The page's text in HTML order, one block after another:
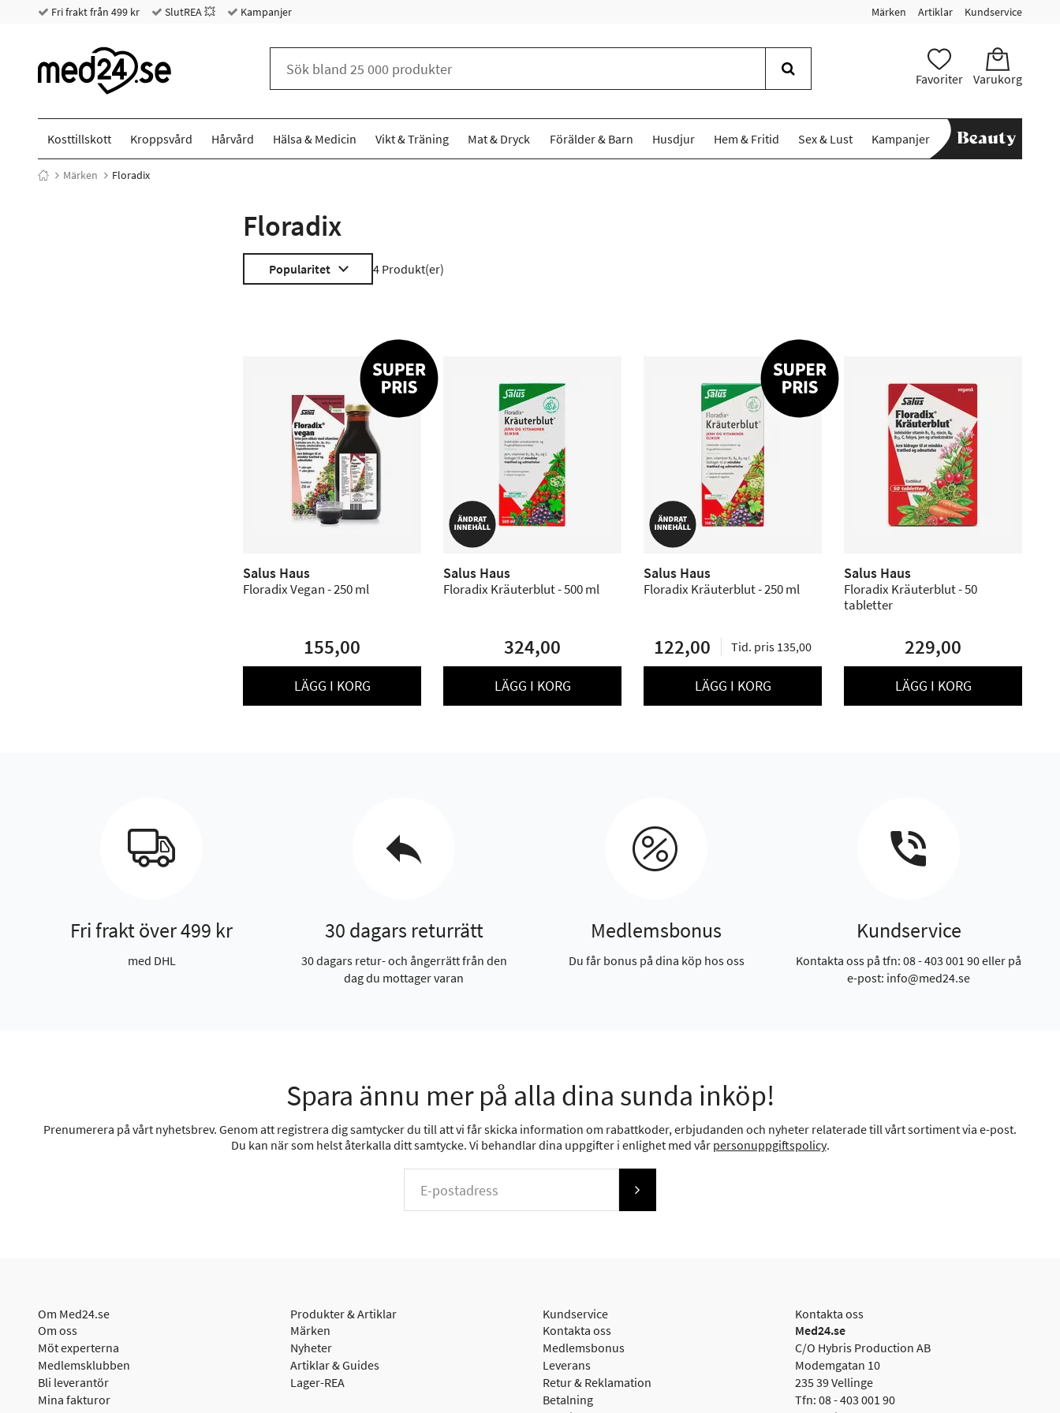
Fri frakt från 499 kr SlutREA 💥 Kampanjer Märken Artiklar Kundservice
Favoriter Varukorg
Kosttillskott Kroppsvård Hårvård Hälsa & Medicin Vikt & Träning Mat & Dryck Förälder & Barn Husdjur Hem & Fritid Sex & Lust Kampanjer
Märken Floradix
Floradix
Popularitet 4 Produkt(er)
Salus Haus
Floradix Vegan - 250 ml
155,00
LÄGG I KORG
Salus Haus
Floradix Kräuterblut - 500 ml
324,00
LÄGG I KORG
Salus Haus
Floradix Kräuterblut - 250 ml
122,00 Tid. pris 135,00
LÄGG I KORG
Salus Haus
Floradix Kräuterblut - 50
tabletter
229,00
LÄGG I KORG
Fri frakt över 499 kr
med DHL
30 dagars returrätt
30 dagars retur- och ångerrätt från den
dag du mottager varan
Medlemsbonus
Du får bonus på dina köp hos oss
Kundservice
Kontakta oss på tfn: 08 - 403 001 90 eller på
e-post: info@med24.se
Spara ännu mer på alla dina sunda inköp!
Prenumerera på vårt nyhetsbrev. Genom att registrera dig samtycker du till att vi får skicka information om rabattkoder, erbjudanden och nyheter relaterade till vårt sortiment via e-post.
Du kan när som helst återkalla ditt samtycke. Vi behandlar dina uppgifter i enlighet med vår personuppgiftspolicy.
Om Med24.se
Om oss
Möt experterna
Medlemsklubben
Bli leverantör
Mina fakturor
Produkter & Artiklar
Märken
Nyheter
Artiklar & Guides
Lager-REA
Kundservice
Kontakta oss
Medlemsbonus
Leverans
Retur & Reklamation
Betalning
Kontakta oss
Med24.se
C/O Hybris Production AB
Modemgatan 10
235 39 Vellinge
Tfn: 08 - 403 001 90